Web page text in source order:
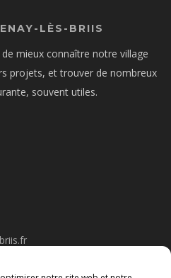
LÈS-BRIIS
mieux connaître notre village
projets, et trouver de nombreux
souvent utiles.